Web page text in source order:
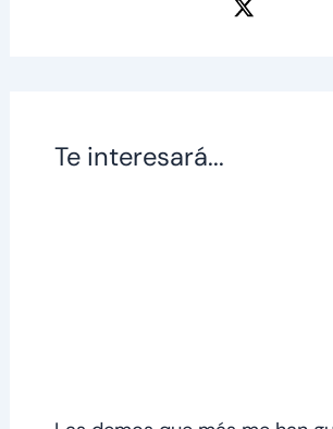
Te interesará...